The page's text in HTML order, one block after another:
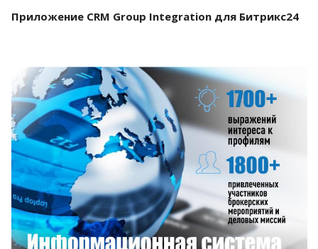
Приложение CRM Group Integration для Битрикс24
Смотреть проект